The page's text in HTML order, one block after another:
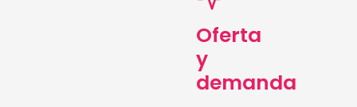
Oferta
y
demanda